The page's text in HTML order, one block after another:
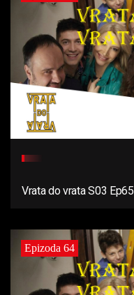
Vrata do vrata S03 Ep65
Epizoda 64